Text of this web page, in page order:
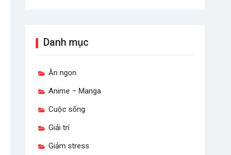
Danh mục
Ăn ngon
Anime – Manga
Cuộc sống
Giải trí
Giảm stress